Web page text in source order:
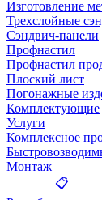
Изготовление
Трехслойные
Сэндвич-панели
Профнастил
Профнастил
Плоский лист
Погонажные
Комплектующие
Услуги
Комплексное
Монтаж
_______ 📋